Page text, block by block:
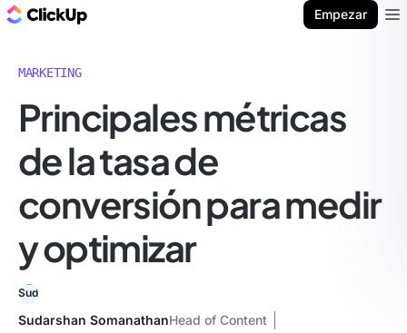
Empezar
MARKETING
Principales métricas
de la tasa de
conversión para medir
y optimizar
Sudarshan SomanathanHead of Content